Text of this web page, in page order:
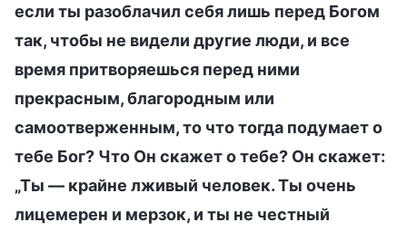
если ты разоблачил себя лишь перед Богом
так, чтобы не видели другие люди, и все
время притворяешься перед ними
прекрасным, благородным или
самоотверженным, то что тогда подумает о
тебе Бог? Что Он скажет о тебе? Он скажет:
„Ты — крайне лживый человек. Ты очень
лицемерен и мерзок, и ты не честный